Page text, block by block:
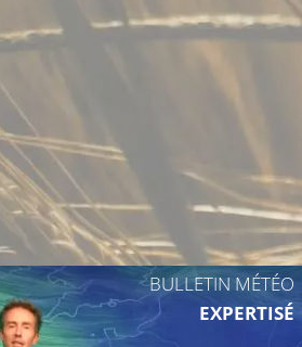
BULLETIN MÉTÉO
EXPERTISÉ